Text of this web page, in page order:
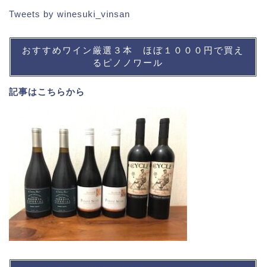
Tweets by winesuki_vinsan
おすすめワイン厳選３本 ほぼ１０００円で買え
るピノノワール
記事はこちらから